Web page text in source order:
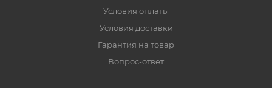
Условия оплаты
Условия доставки
Гарантия на товар
Вопрос-ответ